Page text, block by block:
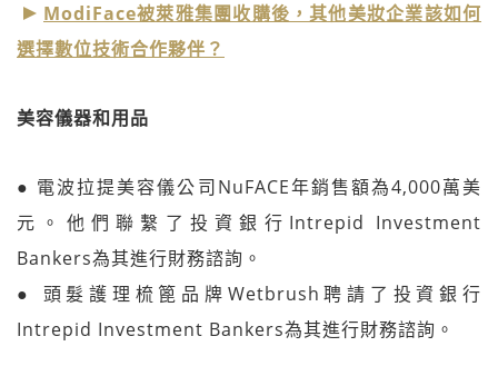
ModiFace被萊雅集團收購後，其他美妝企業該如何
選擇數位技術合作夥伴？
美容儀器和用品
● 電波拉提美容儀公司NuFACE年銷售額為4,000萬美
元。他們聯繫了投資銀行Intrepid Investment
Bankers為其進行財務諮詢。
● 頭髮護理梳篦品牌Wetbrush聘請了投資銀行
Intrepid Investment Bankers為其進行財務諮詢。